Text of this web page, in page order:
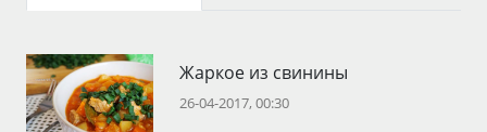
Жаркое из свинины
26-04-2017, 00:30